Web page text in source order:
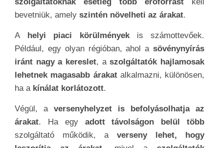
bevetniük, amely szintén növelheti az árakat.
A helyi piaci körülményekis számottevőek.
Például, egy olyan régióban, ahol a sövénynyírás
iránt nagy a kereslet, aszolgáltatók hajlamosak
lehetnek magasabb árakat alkalmazni, különösen,
ha a kínálat korlátozott.
Végül, a versenyhelyzet is befolyásolhatja az
árakat. Ha egy adott távolságon belül több
szolgáltató működik, a verseny lehet, hogy